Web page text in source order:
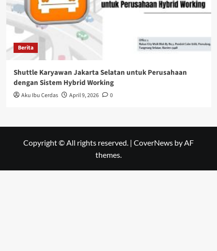
Berita
Shuttle Karyawan Jakarta Selatan untuk Perusahaan
dengan Sistem Hybrid Working
Aku Ibu Cerdas April 9, 2026 0
Copyright © All rights reserved. | CoverNews by AF
themes.